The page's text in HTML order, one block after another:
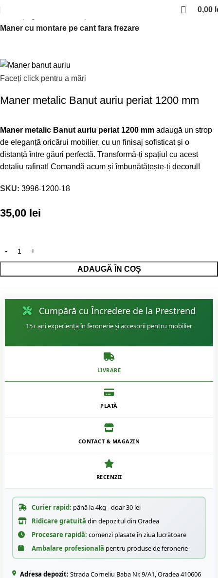
0,00
Maner cu montare pe cant fara frezare
Faceți click pentru a mări
Maner metalic Banut auriu periat 1200 mm
Maner metalic Banut auriu periat 1200 mm adaugă un strop
de eleganță oricărui mobilier, cu un finisaj sofisticat și o
distanță între găuri perfectă. Transformă-ți spațiul cu acest
detaliu rafinat! Comandă acum și îmbunătățește-ți decorul!
SKU: 3996-1200-18
35,00 lei
ADAUGĂ ÎN COȘ
Cumpără cu Încredere de la Prestrend
15+ ani experiență în feronerie și accesorii pentru mobilier
LIVRARE
PLATĂ
CONTACT & MAGAZIN
RECENZII
Curier rapid: până la 4kg - doar 30 lei
Ridicare gratuită din depozitul din Oradea
Procesare rapidă: comenzi plasate în ziua lucrătoare
Ambalare profesională pentru produse de feronerie
Adresa depozit: Strada Corneliu Baba Nr. 9/A1, Oradea 410606